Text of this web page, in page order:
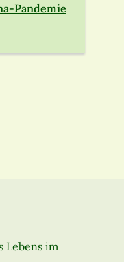
Pandemie
Lebens im